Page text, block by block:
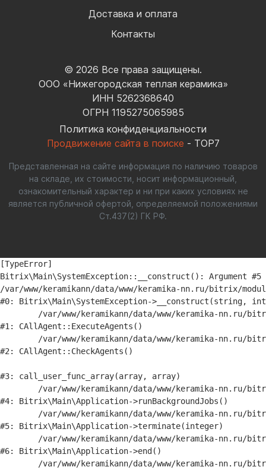
Доставка и оплата
Контакты
© 2026 Все права защищены.
ООО «Нижегородская теплая керамика»
ИНН 5262368640
ОГРН 1195275065985
Политика конфиденциальности
Продвижение сайта в поиске - TOP7
Представленная на сайте информация по наличию товаров
на складе, их стоимости, носит информационный,
ознакомительный характер и ни при каких условиях не
является публичной офертой, определяемой положениями
Ст.437(2) ГК РФ.
[TypeError]
Bitrix\Main\SystemException::__construct(): Argument
/var/www/keramikann/data/www/keramika-nn.ru/bitrix/
#0: Bitrix\Main\SystemException->__construct(string,
#1: CAllAgent::ExecuteAgents()
#2: CAllAgent::CheckAgents()
#3: call_user_func_array(array, array)
#4: Bitrix\Main\Application->runBackgroundJobs()
#5: Bitrix\Main\Application->terminate(integer)
#6: Bitrix\Main\Application->end()